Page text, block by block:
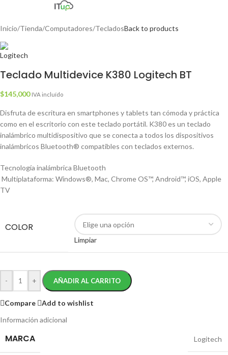
Inicio/Tienda/Computadores/TecladosBack to products
Teclado Multidevice K380 Logitech BT
$145,000 IVA incluído
Disfruta de escritura en smartphones y tablets tan cómoda y práctica
como en el escritorio con este teclado portátil. K380 es un teclado
inalámbrico multidispositivo que se conecta a todos los dispositivos
inalámbricos Bluetooth® compatibles con teclados externos.
Tecnología inalámbrica Bluetooth
Multiplataforma: Windows®, Mac, Chrome OS™, Android™, iOS, Apple
TV
COLOR
Limpiar
- + AÑADIR AL CARRITO
Compare
Add to wishlist
Información adicional
MARCA Logitech